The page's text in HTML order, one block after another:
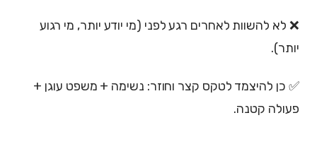
❌ לא להשוות לאחרים רגע לפני (מי יודע יותר, מי רגוע
יותר).
✅ כן להיצמד לטקס קצר וחוזר: נשימה + משפט עוגן +
פעולה קטנה.